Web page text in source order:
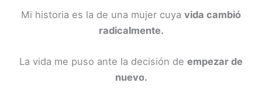
Mi historia es la de una mujer cuya vida cambió
radicalmente.
La vida me puso ante la decisión de empezar de
nuevo.